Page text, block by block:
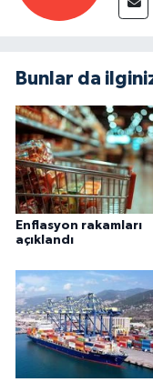
Bunlar da
Enflasyon rakamları
açıklandı